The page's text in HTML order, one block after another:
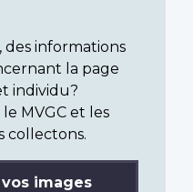
des informations
la page
individu?
MVGC et les
collectons.
images